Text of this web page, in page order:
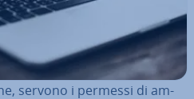
servono i permessi di am­